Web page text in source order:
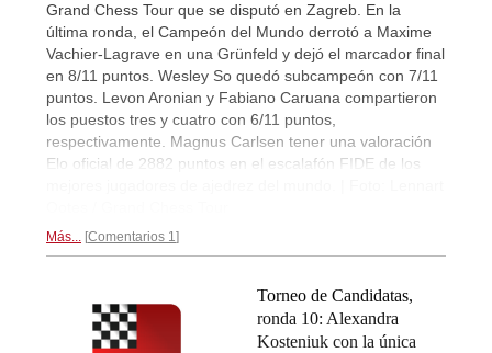
Grand Chess Tour que se disputó en Zagreb. En la
última ronda, el Campeón del Mundo derrotó a Maxime
Vachier-Lagrave en una Grünfeld y dejó el marcador final
en 8/11 puntos. Wesley So quedó subcampeón con 7/11
puntos. Levon Aronian y Fabiano Caruana compartieron
los puestos tres y cuatro con 6/11 puntos,
respectivamente. Magnus Carlsen tener una valoración
Elo oficial de 2882 puntos en el escalafón FIDE de los
Más... Comentarios 1
Torneo de Candidatas,
ronda 10: Alexandra
Kosteniuk con la única